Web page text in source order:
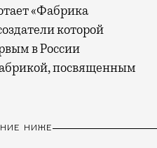
«Фабрика
которой
в России
посвященным
НИЖЕ